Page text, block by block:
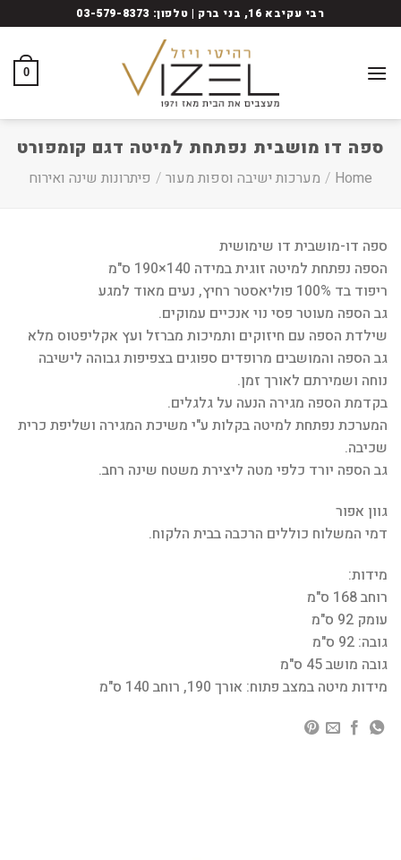
to
רבי עקיבא 16, בני ברק | טלפון: 03-579-8373
0
ספה דו מושבית נפתחת למיטה דגם קומפורט
Home
/ מערכות ישיבה וספות מעור / פיתרונות שינה ואירוח
ספה דו-מושבית דו שימושית
הספה נפתחת למיטה זוגית במידה 140×190 ס"מ
ריפוד בד 100% פוליאסטר רחיץ, נעים מאוד למגע
גב הספה מעוטר פסי נוי אנכיים עמוקים.
שילדת הספה עם חיזוקים ותמיכות מברזל ועץ אקליפטוס מלא
גב הספה והמושבים מרופדים ספוגים בצפיפות גבוהה לישיבה
נוחה ושמירתם לאורך זמן.
בקדמת הספה מגירה הנעה על גלגלים.
המערכת נפתחת למיטה בקלות ע"י משיכת המגירה ושליפת כרית
שכיבה.
גב הספה יורד כלפי מטה ליצירת משטח שינה רחב.
גוון אפור
דמי המשלוח כוללים הרכבה בבית הלקוח.
מידות:
רוחב 168 ס"מ
עומק 92 ס"מ
גובה: 92 ס"מ
גובה מושב 45 ס"מ
מידות מיטה במצב פתוח: אורך 190, רוחב 140 ס"מ